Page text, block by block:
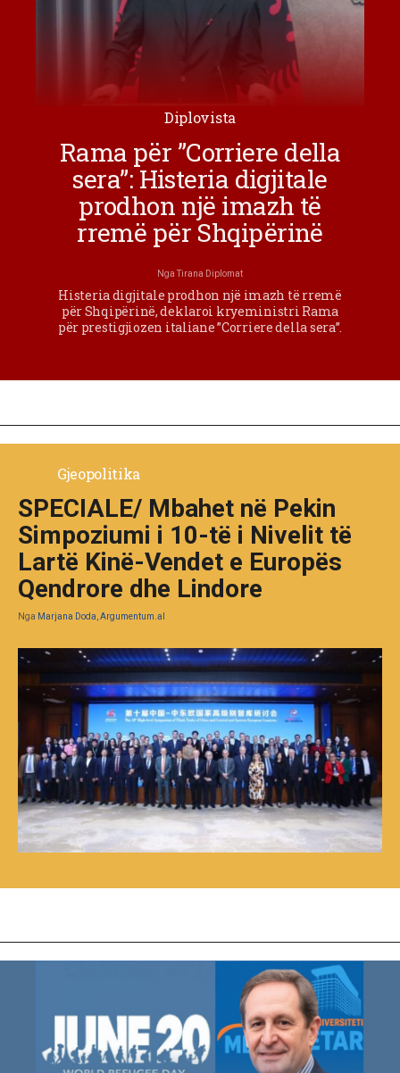
Diplovista
Rama për ”Corriere della
sera”: Histeria digjitale
prodhon një imazh të
rremë për Shqipërinë
NgaTirana Diplomat
Histeria digjitale prodhon një imazh të rremë
për Shqipërinë, deklaroi kryeministri Rama
për prestigjiozen italiane ”Corriere della sera”.
Gjeopolitika
SPECIALE/ Mbahet në Pekin
Simpoziumi i 10-të i Nivelit të
Lartë Kinë-Vendet e Europës
Qendrore dhe Lindore
Nga Marjana Doda, Argumentum.al